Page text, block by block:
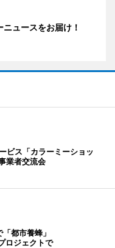
ュースをお届け！
ビス「カラーミーショッ
業者交流会
都市養蜂」
ロジェクトで